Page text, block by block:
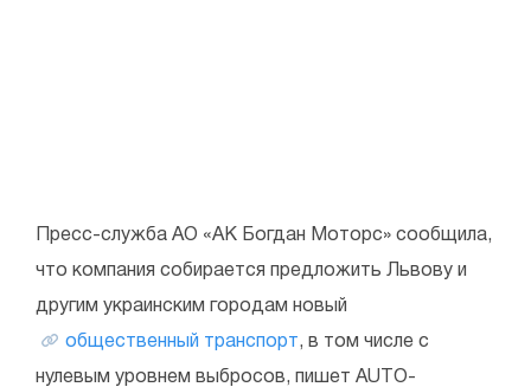
Пресс-служба АО «АК Богдан Моторс» сообщила,
что компания собирается предложить Львову и
другим украинским городам новый
общественный транспорт, в том числе с
нулевым уровнем выбросов, пишет AUTO-